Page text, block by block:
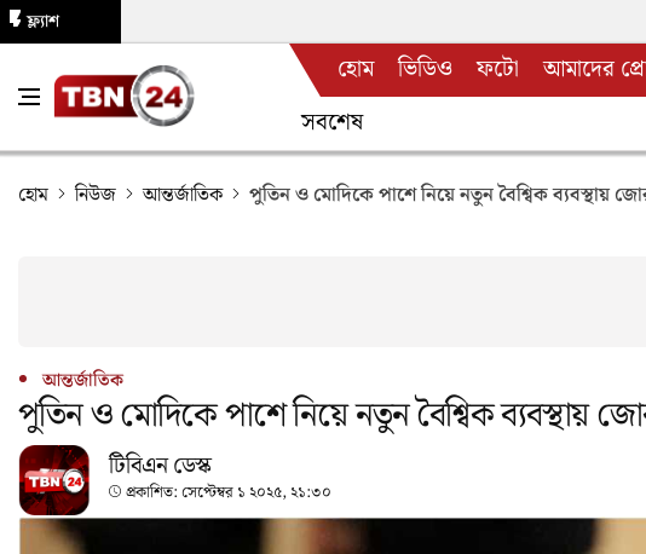
ফ্ল্যাশ
হোম ভিডিও ফটো আমাদের
সবশেষ
হোম নিউজ আন্তর্জাতিক পুতিন ও মোদিকে পাশে নিয়ে নতুন বৈশ্বিক ব্যবস্থায়
আন্তর্জাতিক
পুতিন ও মোদিকে পাশে নিয়ে নতুন বৈশ্বিক ব্যবস্থায়
টিবিএন ডেস্ক
প্রকাশিত: সেপ্টেম্বর ১ ২০২৫, ২১:৩০